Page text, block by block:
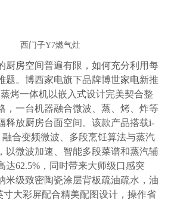
西门子Y7燃气灶
厨房空间普遍有限，如何充分利用每
题。博西家电旗下品牌博世家电新推
烤一体机以嵌入式设计完美契合整
，一台机器融合微波、蒸、烤、炸等
释放厨房台面空间。该款产品搭载i-
合变频微波、多段烹饪算法与蒸汽
以微波加速、智能多段菜谱和蒸汽辅
达62.5%，同时带来大师级口感突
米级致密陶瓷涂层背板疏油疏水，油
寸大彩屏配合精美配图设计，操作省